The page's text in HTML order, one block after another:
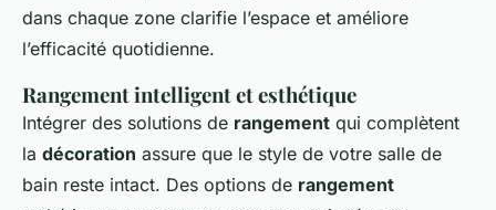
dans chaque zone clarifie l’espace et améliore
l’efficacité quotidienne.
Rangement intelligent et esthétique
Intégrer des solutions de rangement qui complètent
la décoration assure que le style de votre salle de
bain reste intact. Des options de rangement